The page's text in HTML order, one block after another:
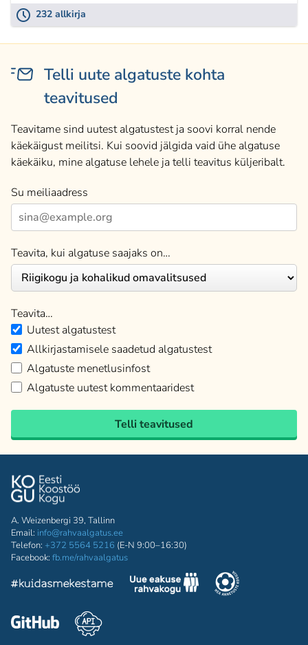
232 allkirja
Telli uute algatuste kohta
teavitused
Teavitame sind uutest algatustest ja soovi korral nende
käekäigust meilitsi. Kui soovid jälgida vaid ühe algatuse
käekäiku, mine algatuse lehele ja telli teavitus küljeribalt.
Su meiliaadress
Teavita, kui algatuse saajaks on…
Teavita…
Uutest algatustest
Allkirjastamisele saadetud algatustest
Algatuste menetlusinfost
Algatuste uutest kommentaaridest
Telli teavitused
A. Weizenbergi 39, Tallinn
Email: info@rahvaalgatus.ee
Telefon: +372 5564 5216 (E-N 9:00–16:30)
Facebook: fb.me/rahvaalgatus